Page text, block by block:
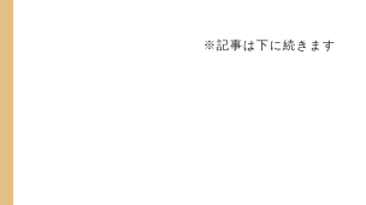
※記事は下に続きます